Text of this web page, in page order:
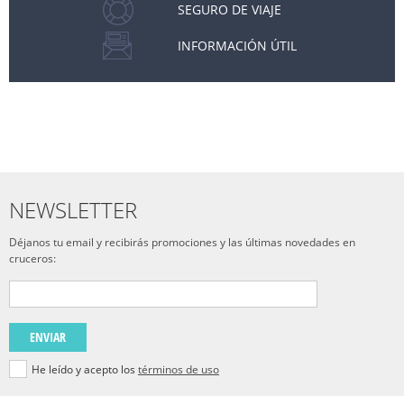
SEGURO DE VIAJE
INFORMACIÓN ÚTIL
NEWSLETTER
Déjanos tu email y recibirás promociones y las últimas novedades en
cruceros:
ENVIAR
He leído y acepto los términos de uso